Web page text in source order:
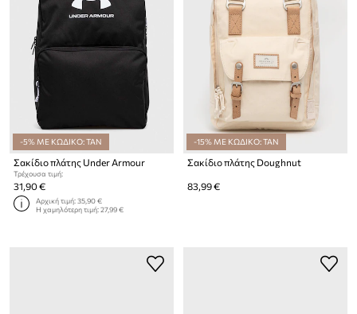
-5% ΜΕ ΚΩΔΙΚΟ: TAN
Σακίδιο πλάτης Under Armour
Τρέχουσα τιμή:
31,90 €
Αρχική τιμή:35,90 €
Η χαμηλότερη τιμή:27,99 €
-15% ΜΕ ΚΩΔΙΚΟ: TAN
Σακίδιο πλάτης Doughnut
83,99 €